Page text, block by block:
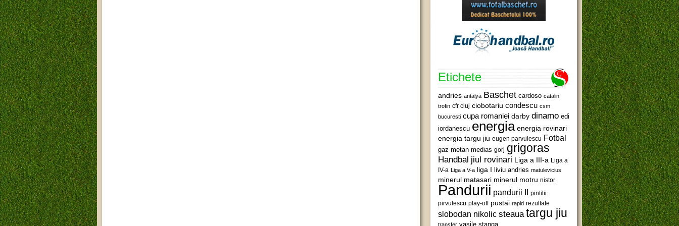
Etichete
andries antalya Baschet cardoso catalin
trofin cfr cluj ciobotariu condescu csm
bucuresti cupa romaniei darby dinamo edi
iordanescu energia energia rovinari
energia targu jiu eugen parvulescu Fotbal
gaz metan medias gorj grigoras
Handbal jiul rovinari Liga a III-a Liga a
IV-a Liga a V-a liga I liviu andries matulevicius
minerul matasari minerul motru nistor
Pandurii pandurii II pintilii
pirvulescu play-off pustai rapid rezultate
slobodan nikolic steaua targu jiu
transfer vasile stanga